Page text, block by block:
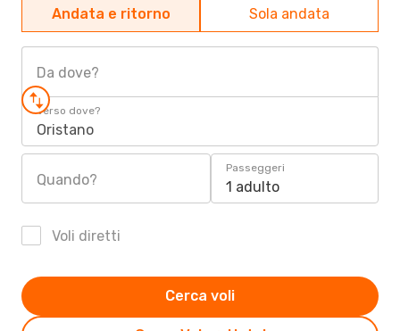
Andata e ritorno Sola andata
Da dove?
Verso dove?
Oristano
Quando?
Passeggeri
1 adulto
Voli diretti
Cerca voli